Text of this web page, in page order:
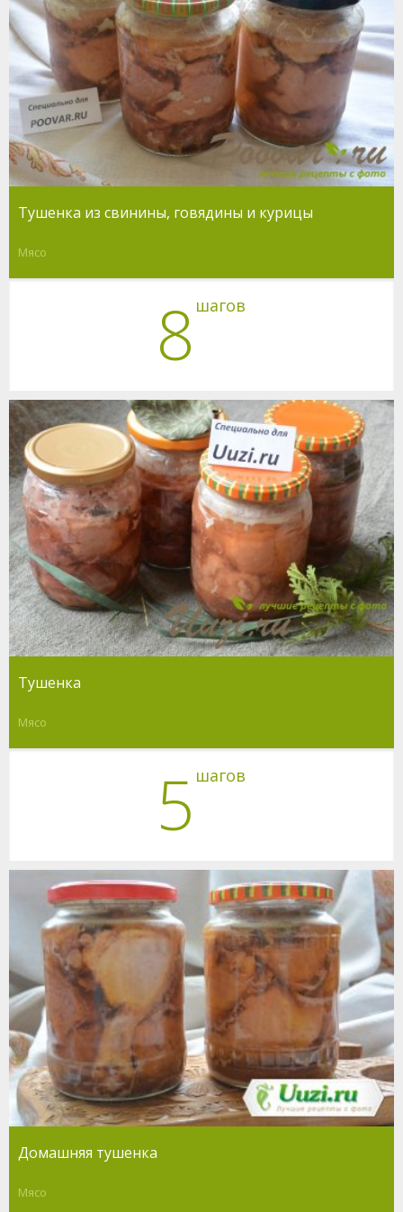
Тушенка из свинины, говядины и курицы
Мясо
8 шагов
Тушенка
Мясо
5 шагов
Домашняя тушенка
Мясо